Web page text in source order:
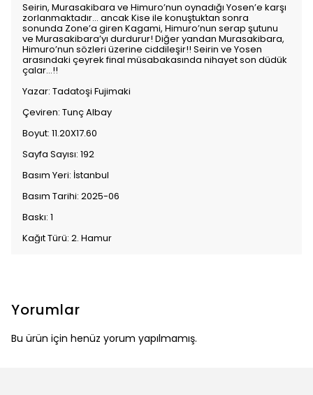
Seirin, Murasakibara ve Himuro’nun oynadığı Yosen’e karşı
zorlanmaktadır… ancak Kise ile konuştuktan sonra
sonunda Zone’a giren Kagami, Himuro’nun serap şutunu
ve Murasakibara’yı durdurur! Diğer yandan Murasakibara,
Himuro’nun sözleri üzerine ciddileşir!! Seirin ve Yosen
arasındaki çeyrek final müsabakasında nihayet son düdük
çalar…!!
Yazar: Tadatoşi Fujimaki
Çeviren: Tunç Albay
Boyut: 11.20X17.60
Sayfa Sayısı: 192
Basım Yeri: İstanbul
Basım Tarihi: 2025-06
Baskı: 1
Kağıt Türü: 2. Hamur
Yorumlar
Bu ürün için henüz yorum yapılmamış.